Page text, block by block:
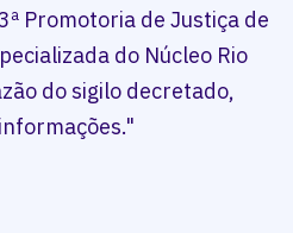
Promotoria de Justiça de
do Núcleo Rio
do sigilo decretado,